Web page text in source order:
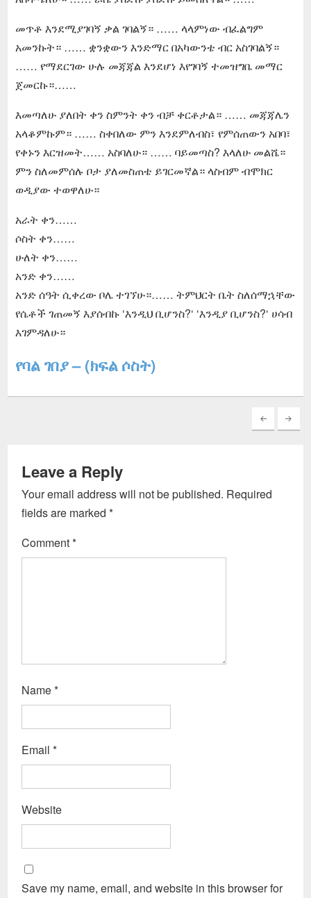
መጥቶ እንደሚያገባኝ ቃል ገባልኝ። …… ላላምነው ብፈልግም
አመንኩት። …… ቋንቋውን እንድማር በአካውንቴ ብር አስገባልኝ።
…… የማደርገው ሁሉ መጃጃል እንደሆነ እየገባኝ ተመዝግቤ መማር
ጀመርኩ።……
እመጣለሁ ያለበት ቀን ስምንት ቀን ብቻ ቀርቶታል። …… መጃጃሌን
አላቆምኩም። …… ስቀበለው ምን እንደምለብስ፣ የምሰጠውን አበባ፣
የቀኑን እርዝመት…… አስባለሁ። …… ባይመጣስ? እላለሁ መልሼ።
ምን ስለመምሰሉ ቦታ ያለመስጠቴ ይገርመኛል። ላስብም ብሞክር
ወዲያው ተወዋለሁ።
አራት ቀን……
ሶስት ቀን……
ሁለት ቀን……
አንድ ቀን……
አንድ ሰዓት ሲቀረው ቦሌ ተገኘሁ።…… ትምህርት ቤት ስለሰማኋቸው
የሴቶች ገጠመኝ እያሰብኩ ‘እንዲህ ቢሆንስ?‘ ‘እንዲያ ቢሆንስ?‘ ሀሳብ
እገምዳለሁ።
የባል ገበያ – (ክፍል ሶስት)
Leave a Reply
Your email address will not be published. Required
fields are marked*
Comment*
Name*
Email*
Website
Save my name, email, and website in this browser for